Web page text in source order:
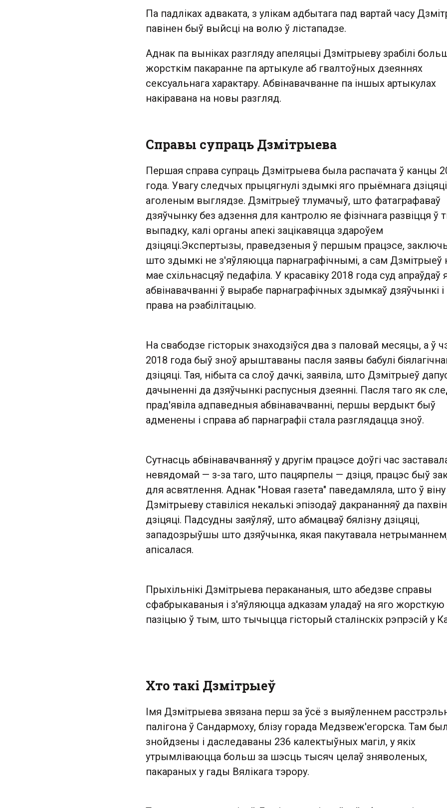
Па падліках адваката, з улікам адбытага пад вартай часу
павінен быў выйсці на волю ў лістападзе.
Аднак па выніках разгляду апеляцыі Дзмітрыеву зрабілі
жорсткім пакаранне па артыкуле аб гвалтоўных дзеяннях
сексуальнага характару. Абвінавачванне па іншых артыкулах
накіравана на новы разгляд.
Справы супраць Дзмітрыева
Першая справа супраць Дзмітрыева была распачата ў канцы
года. Увагу следчых прыцягнулі здымкі яго прыёмнага
аголеным выглядзе. Дзмітрыеў тлумачыў, што фатаграфаваў
дзяўчынку без адзення для кантролю яе фізічнага развіцця ў
выпадку, калі органы апекі зацікавяцца здароўем
дзіцяці.Экспертызы, праведзеныя ў першым працэсе,
што здымкі не з'яўляюцца парнаграфічнымі, а сам Дзмітрыеў
мае схільнасцяў педафіла. У красавіку 2018 года суд апраўдаў
абвінавачванні ў вырабе парнаграфічных здымкаў дзяўчынкі і
права на рэабілітацыю.
На свабодзе гісторык знаходзіўся два з паловай месяцы, а ў
2018 года быў зноў арыштаваны пасля заявы бабулі
дзіцяці. Тая, нібыта са слоў дачкі, заявіла, што Дзмітрыеў
дачыненні да дзяўчынкі распусныя дзеянні. Пасля таго як
прад'явіла адпаведныя абвінавачванні, першы вердыкт быў
адменены і справа аб парнаграфіі стала разглядацца зноў.
Сутнасць абвінавачванняў у другім працэсе доўгі час
невядомай — з-за таго, што пацярпелы — дзіця, працэс быў
для асвятлення. Аднак "Новая газета" паведамляла, што ў віну
Дзмітрыеву ставіліся некалькі эпізодаў дакрананняў да
дзіцяці. Падсудны заяўляў, што абмацваў бялізну дзіцяці,
западозрыўшы што дзяўчынка, якая пакутавала
апісалася.
Прыхільнікі Дзмітрыева перакананыя, што абедзве справы
сфабрыкаваныя і з'яўляюцца адказам уладаў на яго жорсткую
пазіцыю ў тым, што тычыцца гісторый сталінскіх рэпрэсій у
Хто такі Дзмітрыеў
Імя Дзмітрыева звязана перш за ўсё з выяўленнем
палігона ў Сандармоху, блізу горада Медзвеж'егорска. Там
знойдзены і даследаваны 236 калектыўных магіл, у якіх
утрымліваюцца больш за шэсць тысяч целаў зняволеных,
пакараных у гады Вялікага тэрору.